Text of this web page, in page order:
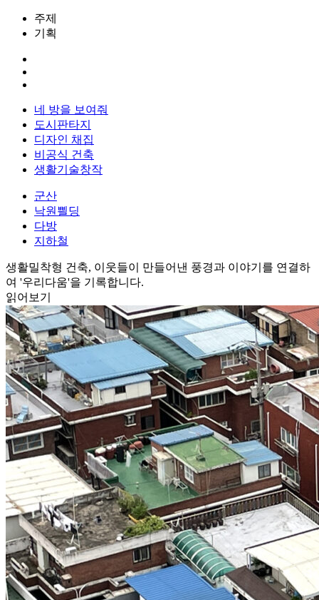
주제
기획
네 방을 보여줘
도시판타지
디자인 채집
비공식 건축
생활기술창작
군산
낙원쁼딩
다방
지하철
생활밀착형 건축, 이웃들이 만들어낸 풍경과 이야기를 연결하
여 '우리다움'을 기록합니다.
읽어보기